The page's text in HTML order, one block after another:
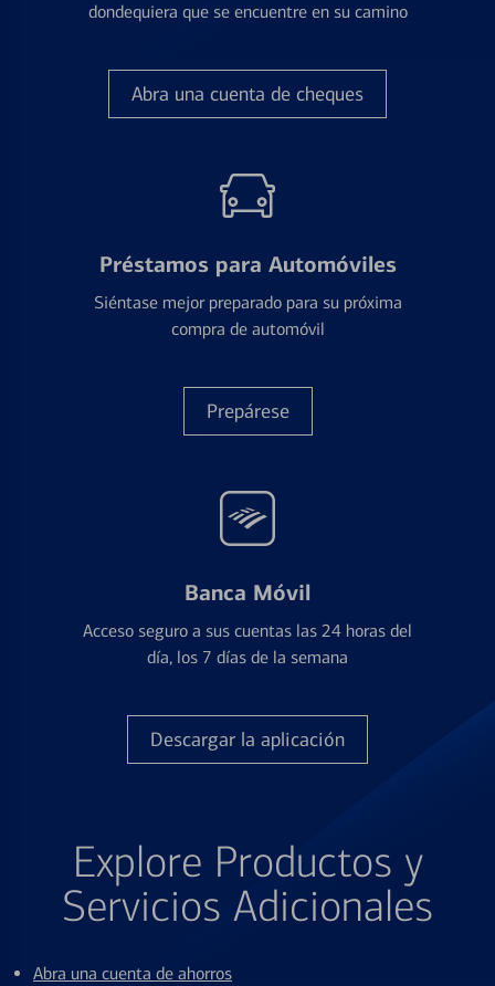
dondequiera que se encuentre en su camino
Abra una cuenta de cheques
Préstamos para Automóviles
Siéntase mejor preparado para su próxima
compra de automóvil
Prepárese
Banca Móvil
Acceso seguro a sus cuentas las 24 horas del
día, los 7 días de la semana
Descargar la aplicación
Explore Productos y
Servicios Adicionales
Abra una cuenta de ahorros